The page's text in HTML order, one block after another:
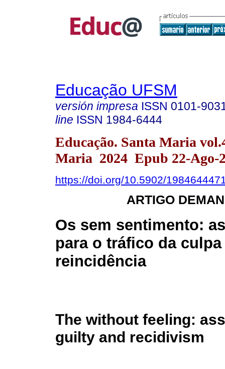
Educação UFSM
versión impresa ISSN 0101-
line ISSN 1984-6444
Educação. Santa Maria
Maria 2024 Epub 22-Ago-
https://doi.org/10.5902/
ARTIGO
Os sem sentimento:
para o tráfico da culpa
reincidência
The without feeling:
guilty and recidivism